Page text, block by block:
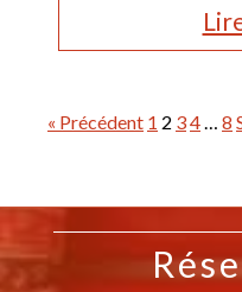
« Précédent 1 2 34… 8